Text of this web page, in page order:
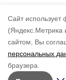
Cайт использует
(Яндекс.Метрика
сайтом, Вы
персональных
браузера.